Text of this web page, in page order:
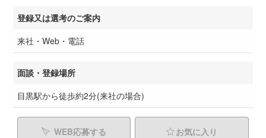
登録又は選考のご案内
来社・Web・電話
面談・登録場所
目黒駅から徒歩約2分(来社の場合)
WEB応募する お気に入り